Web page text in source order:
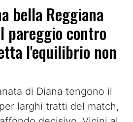
bella Reggiana
pareggio contro
l'equilibrio non
di Diana tengono il
larghi tratti del match,